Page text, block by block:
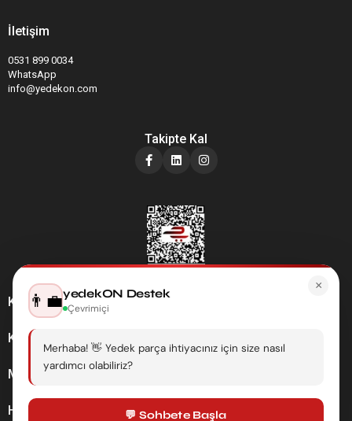
İletişim
0531 899 0034
WhatsApp
info@yedekon.com
Takipte Kal
Kategoriler
Kurumsal
Müşteri Hizmetleri
Hesabım
×
👨‍💼yedekON Destek
Çevrimiçi
Merhaba! 👋 Yedek parça ihtiyacınız için size nasıl
yardımcı olabiliriz?
💬 Sohbete Başla